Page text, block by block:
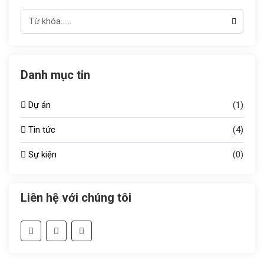
Danh mục tin
Dự án (1)
Tin tức (4)
Sự kiện (0)
Liên hệ với chúng tôi